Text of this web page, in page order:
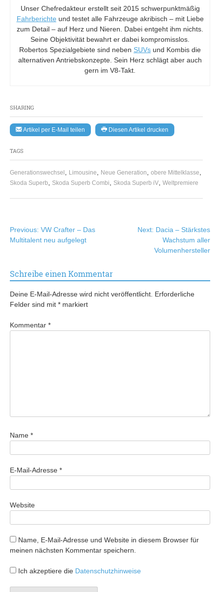
SHARING
Artikel per E-Mail teilen Diesen Artikel drucken
TAGS
Generationswechsel Limousine Neue Generation obere Mittelklasse
Skoda Superb Skoda Superb Combi Skoda Superb iV Weltpremiere
Unser Chefredakteur erstellt seit 2015 schwerpunktmäßig
Fahrberichte und testet alle Fahrzeuge akribisch – mit Liebe
zum Detail – auf Herz und Nieren. Dabei entgeht ihm nichts.
Seine Objektivität bewahrt er dabei kompromisslos.
Robertos Spezialgebiete sind neben SUVs und Kombis die
alternativen Antriebskonzepte. Sein Herz schlägt aber auch
gern im V8-Takt.
Beitragsnavigation
Previous: VW Crafter – Das
Multitalent neu aufgelegt
Next: Dacia – Stärkstes
Wachstum aller
Volumenhersteller
Schreibe einen Kommentar
Deine E-Mail-Adresse wird nicht veröffentlicht. Erforderliche
Felder sind mit * markiert
Kommentar *
Name *
E-Mail-Adresse *
Website
Name, E-Mail-Adresse und Website in diesem Browser für
meinen nächsten Kommentar speichern.
Ich akzeptiere die Datenschutzhinweise